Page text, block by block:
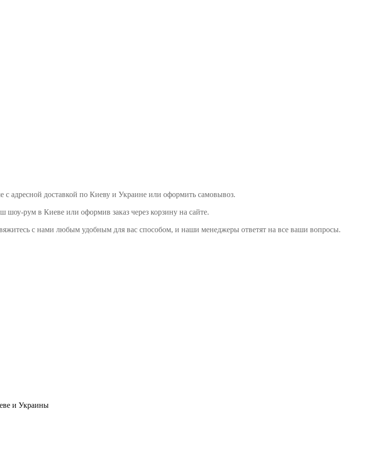
адресной доставкой по Киеву и Украине или оформить самовывоз.
рум в Киеве или оформив заказ через корзину на сайте.
с нами любым удобным для вас способом, и наши менеджеры ответят на все ваши вопросы.
и Украины